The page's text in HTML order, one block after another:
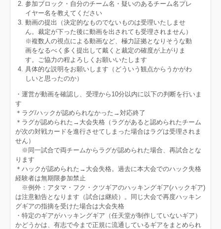
参加ブロック・自分のチーム名・疑いのあるチーム名プレ
イヤー名を教えてください
動画の提出（決定的なものでないものは受理いたしませ
ん。裁定が下った後に動画を出されても受理されません）
※複数人の視点による動画など、極力証拠となりそうな動
画をなるべく多く提出して戴くと裁定の確度が上がりま
す。ご協力の程よろしくお願いいたします
具体的な説明をお願いします（どういう観点からうかがわ
しいと思ったのか）
・運営が動画を確認し、受理から10分以内に以下の判断を行いま
す
＊ラグ/ハックが認められなかった→対応終了
＊ラグが認められた→大会失格（ラグがあると認められたチーム
が次の対戦カードを進行させてしまった場合はラグは受理されま
せん）
※同一試合で両チームからラグが認められた場合、再試合とな
ります
＊ハックが認められた→大会失格。過去に本大会でのハック失格
経験者は無期限参加禁止
※例外：アタマ・フク・クツギアのハッキングギア(ハックギア)
は注意勧告となります（試合は継続）。同じ大会で再度ハッキン
グギアの指摘を受けた場合は大会失格
・特定のギアがハッキングギア（任天堂が制作していないギア）
かどうかは、有志で今まで正規に流通しているギアをまとめられ